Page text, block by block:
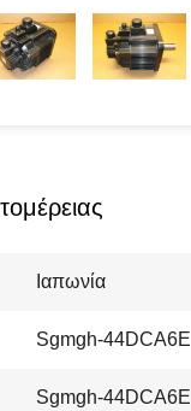
Ιαπωνία
Sgmgh-44DCA6E
Sgmgh-44DCA6E